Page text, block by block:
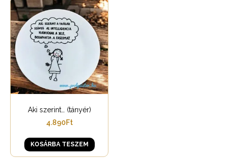
Aki szerint… (tányér)
4.890Ft
KOSÁRBA TESZEM